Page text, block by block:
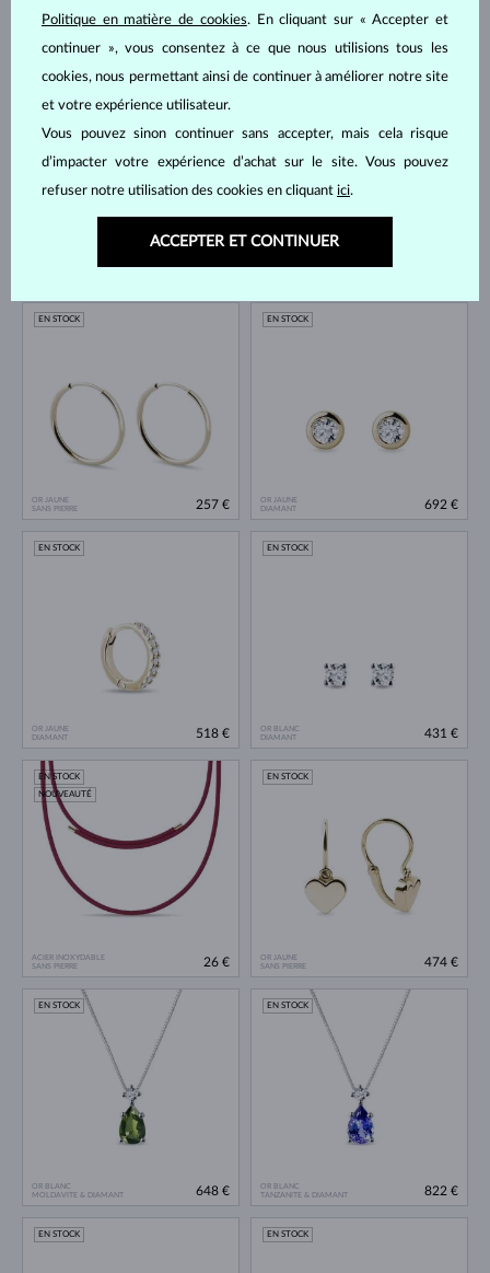
OR JAUNE
SANS PIERRE
387 €
DIAMANT
518 €
OR JAUNE
SANS PIERRE
EN STOCK
257 €
OR JAUNE
DIAMANT
EN STOCK
692 €
OR JAUNE
DIAMANT
EN STOCK
518 €
OR BLANC
DIAMANT
EN STOCK
431 €
ACIER INOXYDABLE
SANS PIERRE
EN STOCK
NOUVEAUTÉ
26 €
OR JAUNE
SANS PIERRE
EN STOCK
474 €
OR BLANC
MOLDAVITE & DIAMANT
EN STOCK
648 €
OR BLANC
TANZANITE & DIAMANT
EN STOCK
822 €
EN STOCK EN STOCK
Politique en matière de cookies. En cliquant sur « Accepter et
continuer », vous consentez à ce que nous utilisions tous les
cookies, nous permettant ainsi de continuer à améliorer notre site
et votre expérience utilisateur.
Vous pouvez sinon continuer sans accepter, mais cela risque
d’impacter votre expérience d’achat sur le site. Vous pouvez
refuser notre utilisation des cookies en cliquant ici.
ACCEPTER ET CONTINUER